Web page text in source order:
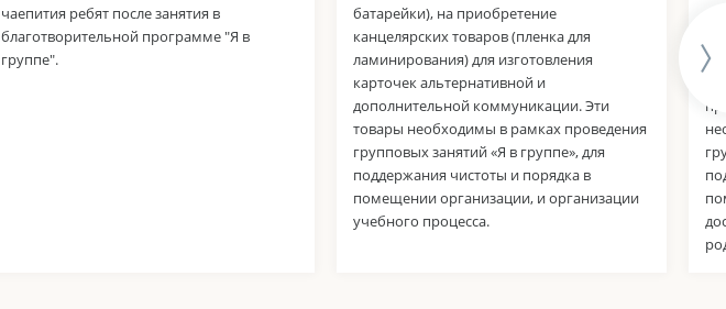
чаепития ребят после занятия в
благотворительной программе "Я в
группе".
батарейки), на приобретение
канцелярских товаров (пленка для
ламинирования) для изготовления
карточек альтернативной и
дополнительной коммуникации. Эти
товары необходимы в рамках проведения
групповых занятий «Я в группе», для
поддержания чистоты и порядка в
помещении организации, и организации
учебного процесса.